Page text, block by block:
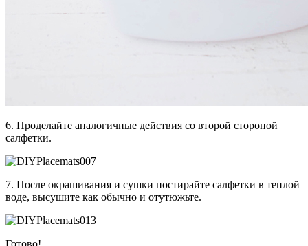
6. Проделайте аналогичные действия со второй стороной
салфетки.
7. После окрашивания и сушки постирайте салфетки в теплой
воде, высушите как обычно и отутюжьте.
Готово!